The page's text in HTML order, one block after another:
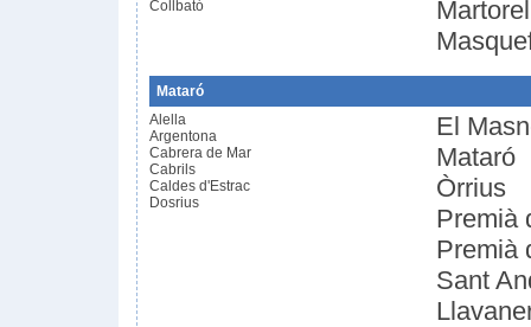
Collbató
Mataró
Alella
Argentona
Cabrera de Mar
Cabrils
Caldes d'Estrac
Dosrius
El
Mataró
Òrrius
Premià
Premià
Sant